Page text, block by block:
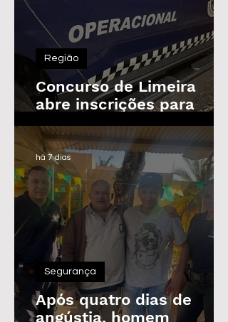
Concurso de Limeira
abre inscrições para
Guarda Civil, Trânsito e
Defesa Civil com 30
vagas imediatas
Região
Após quatro dias de
angústia, homem
Segurança
há 7 dias